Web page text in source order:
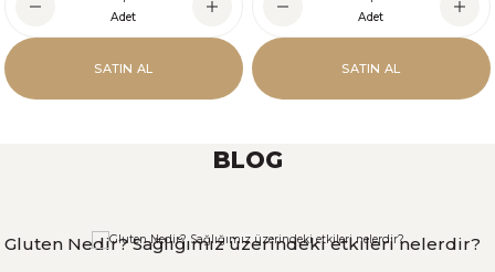
Adet
SATIN AL
Adet
SATIN AL
BLOG
Gluten Nedir? Sağlığımız üzerindeki etkileri nelerdir?